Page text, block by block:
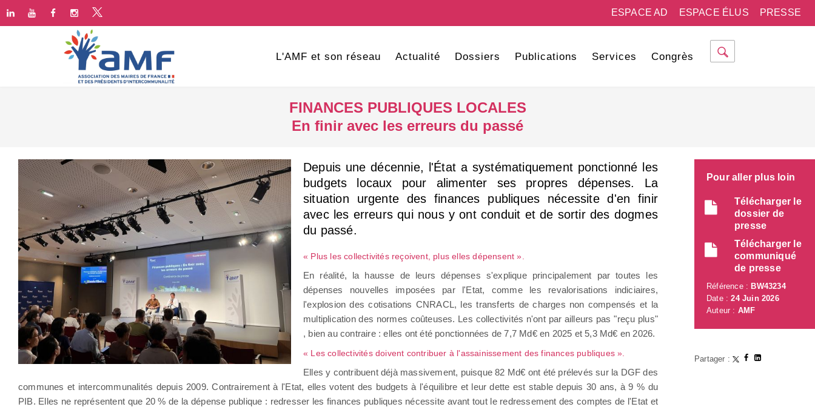
PRESSE
ESPACE ÉLUS
ESPACE AD
L'AMF et son réseau Actualité Dossiers Publications Services Congrès
FINANCES PUBLIQUES LOCALES
En finir avec les erreurs du passé
Depuis une décennie, l'État a systématiquement ponctionné les
budgets locaux pour alimenter ses propres dépenses. La
situation urgente des finances publiques nécessite d'en finir
avec les erreurs qui nous y ont conduit et de sortir des dogmes
du passé.
« Plus les collectivités reçoivent, plus elles dépensent ».
En réalité, la hausse de leurs dépenses s'explique principalement par toutes les
dépenses nouvelles imposées par l'Etat, comme les revalorisations indiciaires,
l'explosion des cotisations CNRACL, les transferts de charges non compensés et la
multiplication des normes coûteuses. Les collectivités n'ont par ailleurs pas "reçu plus"
, bien au contraire : elles ont été ponctionnées de 7,7 Md€ en 2025 et 5,3 Md€ en 2026.
« Les collectivités doivent contribuer à l'assainissement des finances publiques ».
Elles y contribuent déjà massivement, puisque 82 Md€ ont été prélevés sur la DGF des
communes et intercommunalités depuis 2009. Contrairement à l'Etat, elles votent des budgets à l'équilibre et leur dette est stable depuis 30 ans, à 9 % du
PIB. Elles ne représentent que 20 % de la dépense publique : redresser les finances publiques nécessite avant tout le redressement des comptes de l'Etat et
Pour aller plus loin
Télécharger le
dossier de
presse
Télécharger le
communiqué
de presse
Référence : BW43234
Date :24 Juin 2026
Auteur : AMF
Partager :